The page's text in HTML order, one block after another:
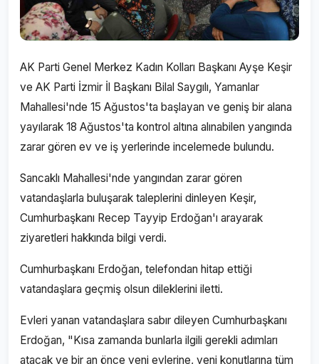
AK Parti Genel Merkez Kadın Kolları Başkanı Ayşe Keşir
ve AK Parti İzmir İl Başkanı Bilal Saygılı, Yamanlar
Mahallesi'nde 15 Ağustos'ta başlayan ve geniş bir alana
yayılarak 18 Ağustos'ta kontrol altına alınabilen yangında
zarar gören ev ve iş yerlerinde incelemede bulundu.
Sancaklı Mahallesi'nde yangından zarar gören
vatandaşlarla buluşarak taleplerini dinleyen Keşir,
Cumhurbaşkanı Recep Tayyip Erdoğan'ı arayarak
ziyaretleri hakkında bilgi verdi.
Cumhurbaşkanı Erdoğan, telefondan hitap ettiği
vatandaşlara geçmiş olsun dileklerini iletti.
Evleri yanan vatandaşlara sabır dileyen Cumhurbaşkanı
Erdoğan, "Kısa zamanda bunlarla ilgili gerekli adımları
atacak ve bir an önce yeni evlerine, yeni konutlarına tüm